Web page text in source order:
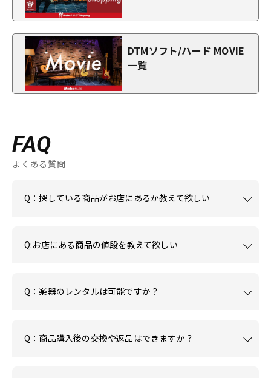
DTMソフト/ハード MOVIE
一覧
FAQ
よくある質問
Q：探している商品がお店にあるか教えて欲しい
Q:お店にある商品の値段を教えて欲しい
Q：楽器のレンタルは可能ですか？
Q：商品購入後の交換や返品はできますか？